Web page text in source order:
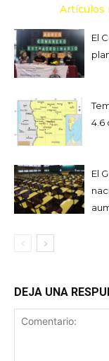
Artículos
El
4.6
El
DEJA UNA